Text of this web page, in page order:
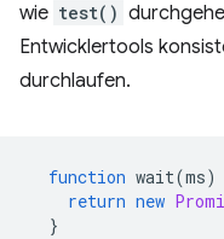
wie test()
Entwicklertools
durchlaufen.
function wait(ms)
return new
}